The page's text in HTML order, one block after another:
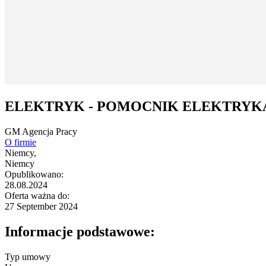
ELEKTRYK - POMOCNIK
GM Agencja Pracy
O firmie
Niemcy,
Niemcy
Opublikowano:
28.08.2024
Oferta ważna do:
27 September 2024
Informacje podstawowe:
Typ umowy